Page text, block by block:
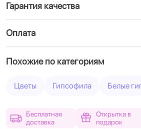
Гарантия качества
Оплата
Похожие по категориям
Цветы Гипсофила Белые
Бесплатная
доставка
Открытка в
подарок